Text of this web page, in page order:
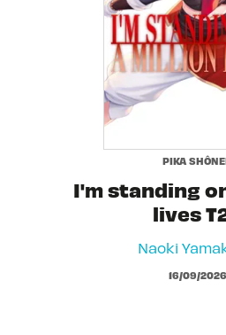
PIKA
I'm standing
lives
Naoki
16/09/2026